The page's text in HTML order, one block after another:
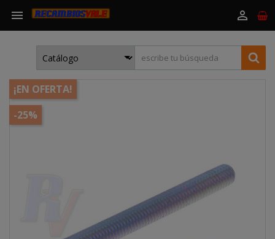
 
¡EN OFERTA!
-25%